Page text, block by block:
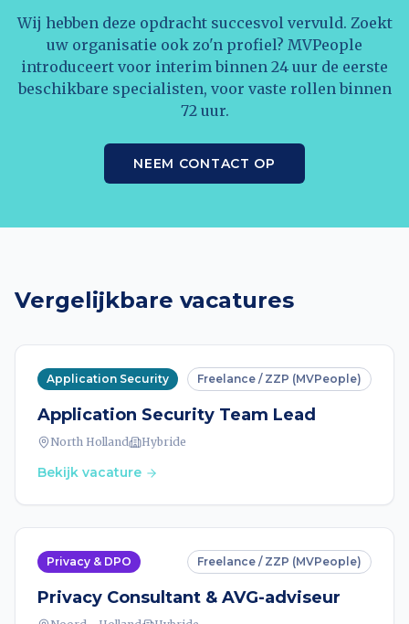
Wij hebben deze opdracht succesvol vervuld. Zoekt
uw organisatie ook zo'n profiel? MVPeople
introduceert voor interim binnen 24 uur de eerste
beschikbare specialisten, voor vaste rollen binnen
72 uur.
NEEM CONTACT OP
Vergelijkbare vacatures
Application Security Freelance / ZZP (MVPeople)
Application Security Team Lead
North Holland Hybride
Bekijk vacature
Privacy & DPO Freelance / ZZP (MVPeople)
Privacy Consultant & AVG-adviseur